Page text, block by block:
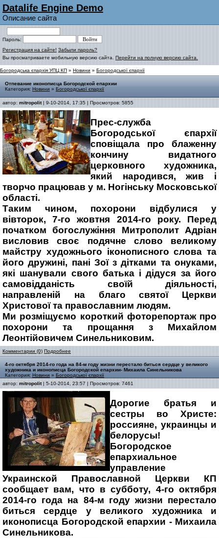
Datalife Engine Demo
Описание сайта
Пароль:
Регистрация на сайте! Забыли пароль?
Вы просматриваете мобильную версию сайта. Перейти на полную версию сайта.
Богородська єпархія УПЦ КП » Новини » Богородської єпархії
Отпевание иконописца Богородской епархии
Категория: Новини » Богородської єпархії
автор: mitropolit| 9-10-2014, 17:35 | Просмотров: 5855
Прес-служба
Богородської єпархії
сповіщала про блаженну
кончину видатного
церковного художника,
який народився, жив і
творчо працював у м. Ногінську Московської
області.
Таким чином, похорони відбулися у
вівторок, 7-го жовтня 2014-го року. Перед
початком богослужіння Митрополит Адріан
висловив своє подячне слово великому
майстру художнього іконописного слова та
його дружині, пані Зої з дітками та онуками,
які шанували свого батька і дідуся за його
самовідданість своїй діяльності,
направленій на благо святої Церкви
Христової та православним людям.
Ми розміщуємо короткий фоторепортаж про
похорони та прощання з Михайлом
Леонтійовичем Синельниковим.
Комментарии (0) Подробнее
4-го октября 2014-го года на 84-м году жизни перестало биться сердце у великого
художника и иконописца Богородской епархии- Михаила Синельникова
Категория: Новини » Богородської єпархії
автор: mitropolit| 5-10-2014, 23:57 | Просмотров: 7461
Дорогие братья и
сестры во Христе:
россияне, украинцы и
белорусы!
Богородское
епархиальное
управление
Украинской Православной Церкви КП
сообщает вам, что в субботу, 4-го октября
2014-го года на 84-м году жизни перестало
биться сердце у великого художника и
иконописца Богородской епархии - Михаила
Синельникова.